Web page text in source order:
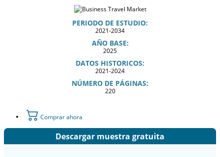
PERIODO DE ESTUDIO:
2021-2034
AÑO BASE:
2025
DATOS HISTORICOS:
2021-2024
NÚMERO DE PÁGINAS:
220
Comprar ahora
Descargar muestra gratuita